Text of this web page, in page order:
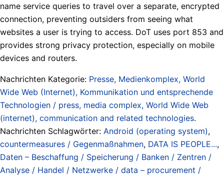
name service queries to travel over a separate, encrypted
connection, preventing outsiders from seeing what
websites a user is trying to access. DoT uses port 853 and
provides strong privacy protection, especially on mobile
devices and routers.
Nachrichten Kategorie: Presse, Medienkomplex, World
Wide Web (Internet), Kommunikation und entsprechende
Technologien / press, media complex, World Wide Web
(internet), communication and related technologies.
Nachrichten Schlagwörter: Android (operating system),
countermeasures / Gegenmaßnahmen, DATA IS PEOPLE...,
Daten – Beschaffung / Speicherung / Banken / Zentren /
Analyse / Handel / Netzwerke / data – procurement /